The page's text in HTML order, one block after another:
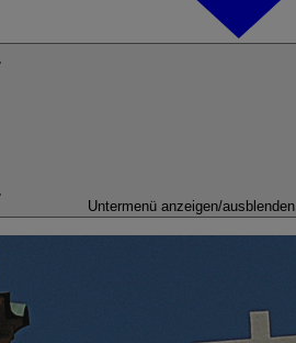
Untermenü anzeigen/ausblenden